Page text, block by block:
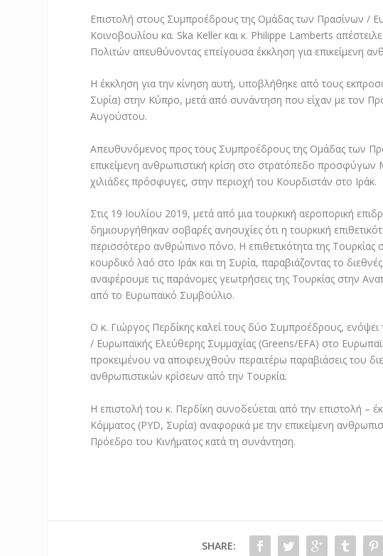
Επιστολή στους Συμπροέδρους της Ομάδας των Πρασίνων /
Κοινοβουλίου κα. Ska Keller και κ. Philippe Lamberts
Πολιτών απευθύνοντας επείγουσα έκκληση για επικείμενη
Η έκκληση για την κίνηση αυτή, υποβλήθηκε από τους
Συρία) στην Κύπρο, μετά από συνάντηση που είχαν με τον
Αυγούστου.
Απευθυνόμενος προς τους Συμπροέδρους της Ομάδας των
επικείμενη ανθρωπιστική κρίση στο στρατόπεδο
χιλιάδες πρόσφυγες, στην περιοχή του Κουρδιστάν στο Ιράκ.
Στις 19 Ιουλίου 2019, μετά από μια τουρκική αεροπορική
δημιουργήθηκαν σοβαρές ανησυχίες ότι η τουρκική
περισσότερο ανθρώπινο πόνο. Η επιθετικότητα της Τουρκίας
κουρδικό λαό στο Ιράκ και τη Συρία, παραβιάζοντας το
αναφέρουμε τις παράνομες γεωτρήσεις της Τουρκίας στην
από το Ευρωπαϊκό Συμβούλιο.
Ο κ. Γιώργος Περδίκης καλεί τους δύο Συμπροέδρους,
/ Ευρωπαϊκής Ελεύθερης Συμμαχίας (Greens/EFA) στο
προκειμένου να αποφευχθούν περαιτέρω παραβιάσεις του
ανθρωπιστικών κρίσεων από την Τουρκία.
Η επιστολή του κ. Περδίκη συνοδεύεται από την επιστολή
Κόμματος (PYD, Συρία) αναφορικά με την επικείμενη
Πρόεδρο του Κινήματος κατά τη συνάντηση.
SHARE: